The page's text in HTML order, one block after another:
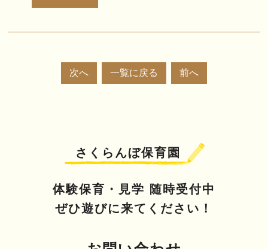
次へ 一覧に戻る 前へ
さくらんぼ保育園
体験保育・見学 随時受付中
ぜひ遊びに来てください！